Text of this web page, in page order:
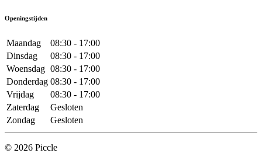
Openingstijden
Maandag
08:30 - 17:00
Dinsdag
08:30 - 17:00
Woensdag 08:30 - 17:00
Donderdag 08:30 - 17:00
Vrijdag
08:30 - 17:00
Zaterdag
Gesloten
Zondag
Gesloten
© 2026 Piccle